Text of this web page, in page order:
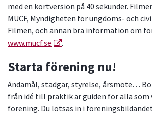
med en kortversion på 40 sekunder.
MUCF, Myndigheten för ungdoms- och
Filmen, och annan bra information om
www.mucf.se
.
Starta förening nu!
Ändamål, stadgar, styrelse, årsmöte…
från idé till praktik är guiden för alla
förening. Du lotsas in i